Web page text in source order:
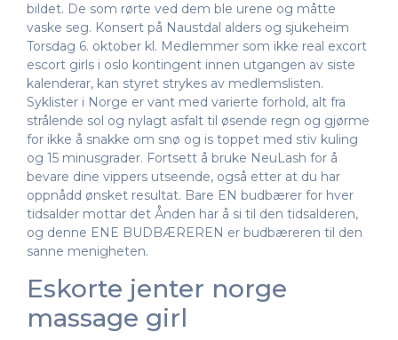
bildet. De som rørte ved dem ble urene og måtte
vaske seg. Konsert på Naustdal alders og sjukeheim
Torsdag 6. oktober kl. Medlemmer som ikke real excort
escort girls i oslo kontingent innen utgangen av siste
kalenderar, kan styret strykes av medlemslisten.
Syklister i Norge er vant med varierte forhold, alt fra
strålende sol og nylagt asfalt til øsende regn og gjørme
for ikke å snakke om snø og is toppet med stiv kuling
og 15 minusgrader. Fortsett å bruke NeuLash for å
bevare dine vippers utseende, også etter at du har
oppnådd ønsket resultat. Bare EN budbærer for hver
tidsalder mottar det Ånden har å si til den tidsalderen,
og denne ENE BUDBÆREREN er budbæreren til den
sanne menigheten.
Eskorte jenter norge
massage girl